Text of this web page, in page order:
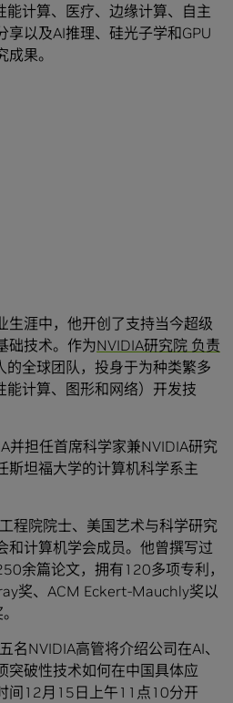
能计算、医疗、边缘计算、自主
享以及AI推理、硅光子学和GPU
果。
生涯中，他开创了支持当今超级
础技术。作为NVIDIA研究院 负责
全球团队，投身于为种类繁多
能计算、图形和网络）开发技
并担任首席科学家兼NVIDIA研究
斯坦福大学的计算机科学系主
程院院士、美国艺术与科学研究
和计算机学会成员。他曾撰写过
余篇论文，拥有120多项专利，
奖、ACM Eckert-Mauchly奖以
名NVIDIA高管将介绍公司在AI、
突破性技术如何在中国具体应
间12月15日上午11点10分开